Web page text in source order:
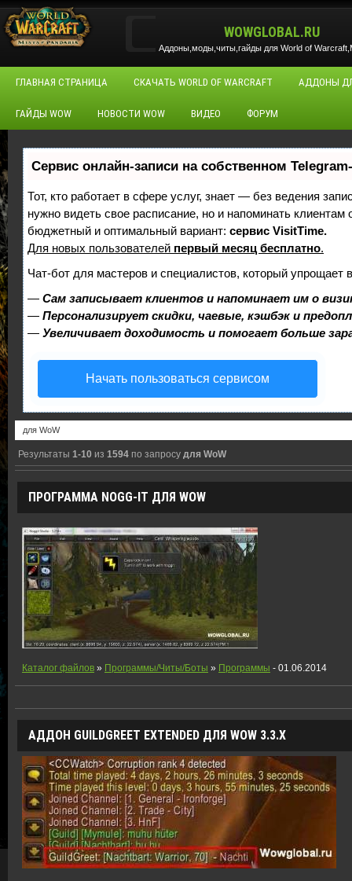
WOWGLOBAL.RU
Аддоны,моды,читы,гайды для World of
ГЛАВНАЯ СТРАНИЦА СКАЧАТЬ WORLD OF WARCRAFT АДДОНЫ
ГАЙДЫ WOW НОВОСТИ WOW ВИДЕО ФОРУМ
Сервис онлайн-записи на собственном
Тот, кто работает в сфере услуг, знает — без ведения
нужно видеть свое расписание, но и напоминать
бюджетный и оптимальный вариант: сервис VisitTime.
Для новых пользователей первый месяц бесплатно.
Чат-бот для мастеров и специалистов, который упрощает
— Сам записывает клиентов и напоминает им о
— Персонализирует скидки, чаевые, кэшбэк и
— Увеличивает доходимость и помогает больше
Начать пользоваться сервисом
Результаты 1-10 из 1594 по запросу для WoW
ПРОГРАММА NOGG-IT ДЛЯ WOW
Каталог файлов » Программы/Читы/Боты » Программы - 01.06.2014
АДДОН GUILDGREET EXTENDED ДЛЯ WOW 3.3.Х